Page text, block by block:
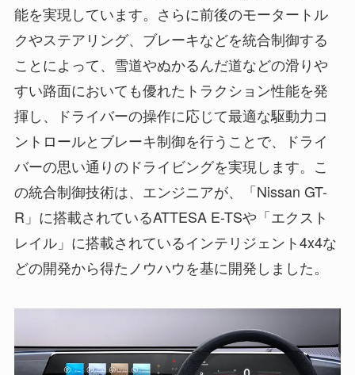
能を実現しています。さらに前後のモータートル
クやステアリング、ブレーキなどを統合制御する
ことによって、雪道やぬかるんだ道などの滑りや
すい路面においても優れたトラクション性能を発
揮し、ドライバーの操作に応じて最適な駆動力コ
ントロールとブレーキ制御を行うことで、ドライ
バーの思い通りのドライビングを実現します。こ
の統合制御技術は、エンジニアが、「Nissan GT-
R」に搭載されているATTESA E-TSや「エクスト
レイル」に搭載されているインテリジェント4x4な
どの開発から得たノウハウを基に開発しました。